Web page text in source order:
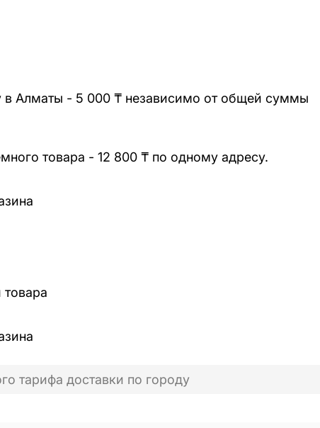
в Алматы - 5 000 ₸ независимо от общей суммы
товара - 12 800 ₸ по одному адресу.
товара
тарифа доставки по городу